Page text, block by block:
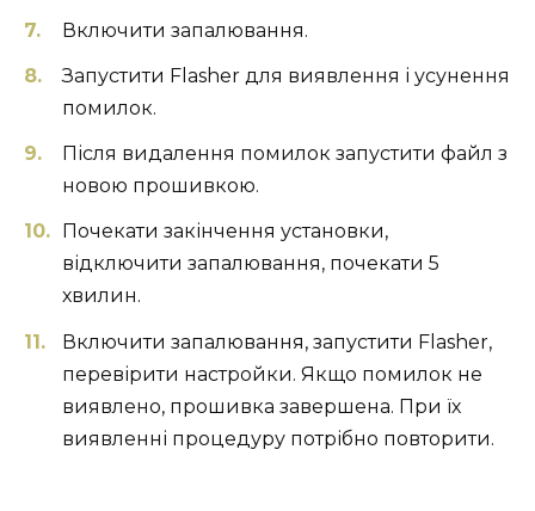
Включити запалювання.
Запустити Flasher для виявлення і усунення
помилок.
Після видалення помилок запустити файл з
новою прошивкою.
Почекати закінчення установки,
відключити запалювання, почекати 5
хвилин.
Включити запалювання, запустити Flasher,
перевірити настройки. Якщо помилок не
виявлено, прошивка завершена. При їх
виявленні процедуру потрібно повторити.